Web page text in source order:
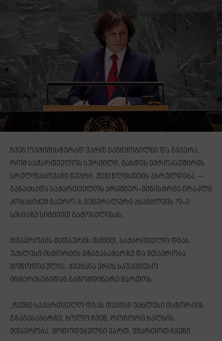
ჩვენ ოპტიმისტურად ვართ განწყობილნი და გვჯერა,
რომ საქართველოს სურვილი, გახდეს ევროკავშირის
სრულფასოვანი წევრი, 2030 წლისთვის ასრულდება, –
განაცხადა საქართველოს პრემიერ-მინისტრმა ირაკლი
კობახიძემ გაერო-ს გენერალური ასამბლეის 79-ე
სესიაზე სიტყვით გამოსვლისას.
მთავრობის მეთაურის თქმით, საქართველო დგას
უახლესი ისტორიის გზაგასაყარზე და მთავრობა
მოწოდებულია, ქვეყანა ერის საუკეთესო
ინტერესებიდან გამომდინარე მართოს.
„ჩვენი საქართველო დგას თავისი უახლესი ისტორიის
გზაგასაყარზე, ხოლო ჩვენ, როგორც ხალხის
მთავრობა, მოწოდებულნი ვართ, ვმართოთ ჩვენი